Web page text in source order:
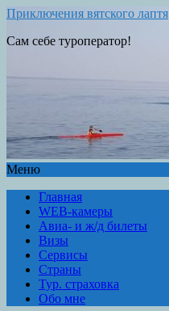
Приключения вятского лаптя
Сам себе туроператор!
Меню
Главная
WEB-камеры
Авиа- и ж/д билеты
Визы
Сервисы
Страны
Тур. страховка
Обо мне